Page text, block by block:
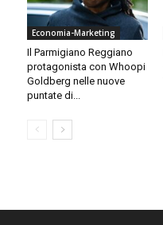
Economia-Marketing
Il Parmigiano Reggiano
protagonista con Whoopi
Goldberg nelle nuove
puntate di...